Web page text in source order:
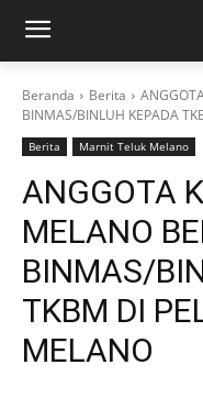
Beranda Berita
BINMAS/BINLUH KEPADA
Berita Marnit Teluk Melano
ANGGOTA
MELANO
BINMAS/
TKBM DI
MELANO